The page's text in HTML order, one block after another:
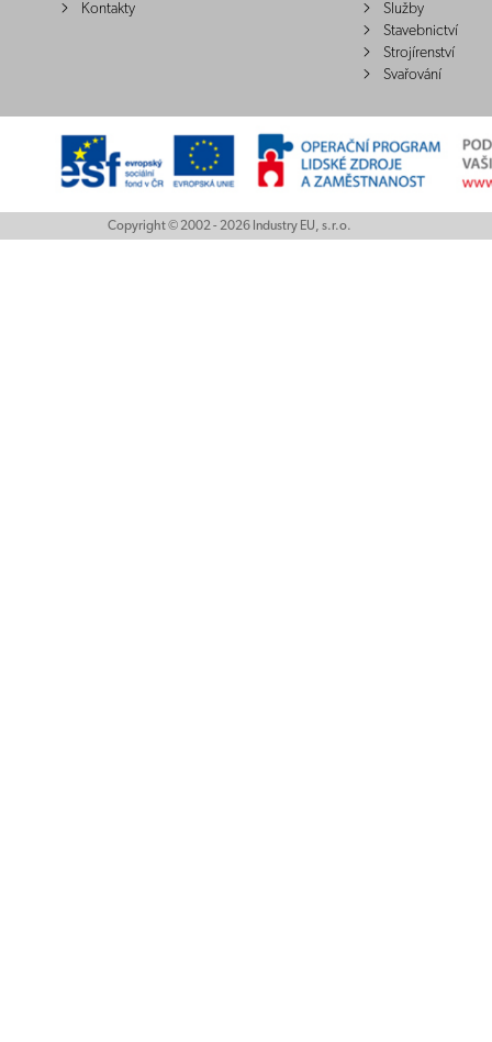
Kontakty
Služby
Stavebnictví
Strojírenství
Svařování
Copyright © 2002 - 2026 Industry EU, s.r.o.